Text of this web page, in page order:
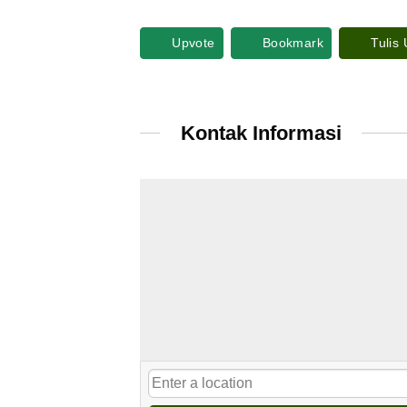
Upvote Bookmark Tulis
Kontak Informasi